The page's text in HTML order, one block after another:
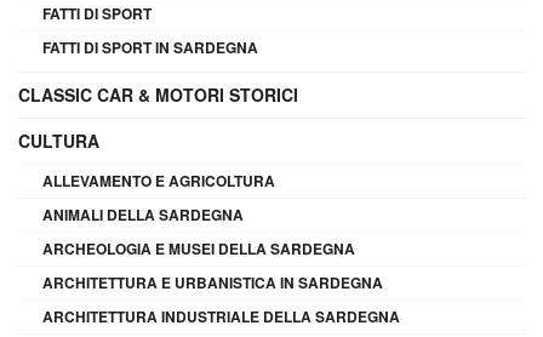
FATTI DI SPORT
FATTI DI SPORT IN SARDEGNA
CLASSIC CAR & MOTORI STORICI
CULTURA
ALLEVAMENTO E AGRICOLTURA
ANIMALI DELLA SARDEGNA
ARCHEOLOGIA E MUSEI DELLA SARDEGNA
ARCHITETTURA E URBANISTICA IN SARDEGNA
ARCHITETTURA INDUSTRIALE DELLA SARDEGNA